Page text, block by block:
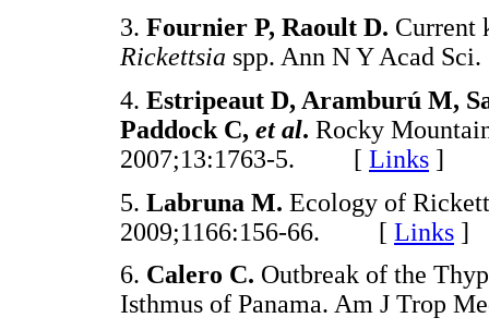
3. Fournier P, Raoult D. Current
Rickettsia spp. Ann N Y Acad
4. Estripeaut D, Aramburú M,
Paddock C, et al. Rocky
2007;13:1763-5. [ Links ]
5. Labruna M. Ecology of
2009;1166:156-66. [ Links ]
6. Calero C. Outbreak of the
Isthmus of Panama. Am J